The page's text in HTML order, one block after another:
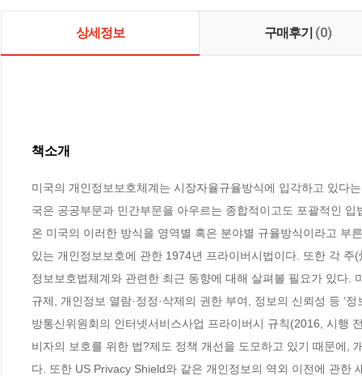
상세정보 구매후기 (0)
책소개
미국의 개인정보보호체계는 시장자율규율방식에 입각하고 있다
국은 공공부문과 민간부문을 아우르는 종합적이고도 포괄적인
온 미국의 이러한 방식을 영역별 혹은 분야별 규율방식이라고 부
있는 개인정보보호에 관한 1974년 프라이버시법이다. 또한 각
정보보호법체계와 관련한 최근 동향에 대해 살펴볼 필요가 있다
규제, 개인정보 열람·정정·삭제의 권한 부여, 정보의 신뢰성 등 ‘
방통신위원회의 인터넷서비스사업 프라이버시 규칙(2016, 시행
비자의 보호를 위한 법?제도 정책 개선을 도모하고 있기 때문에,
다. 또한 US Privacy Shield와 같은 개인정보의 역외 이전에 관한